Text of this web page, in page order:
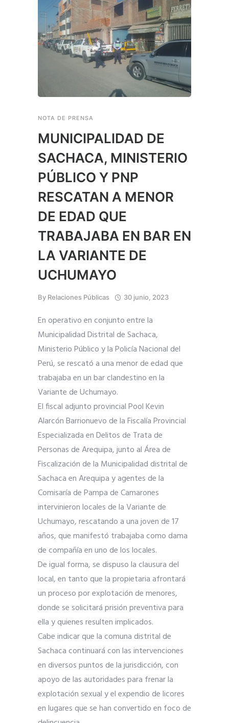
NOTA DE PRENSA
MUNICIPALIDAD DE
SACHACA, MINISTERIO
PÚBLICO Y PNP
RESCATAN A MENOR
DE EDAD QUE
TRABAJABA EN BAR EN
LA VARIANTE DE
UCHUMAYO
By Relaciones Públicas 30 junio, 2023
En operativo en conjunto entre la
Municipalidad Distrital de Sachaca,
Ministerio Público y la Policía Nacional del
Perú, se rescató a una menor de edad que
trabajaba en un bar clandestino en la
Variante de Uchumayo.
El fiscal adjunto provincial Pool Kevin
Alarcón Barrionuevo de la Fiscalía Provincial
Especializada en Delitos de Trata de
Personas de Arequipa, junto al Área de
Fiscalización de la Municipalidad distrital de
Sachaca en Arequipa y agentes de la
Comisaría de Pampa de Camarones
intervinieron locales de la Variante de
Uchumayo, rescatando a una joven de 17
años, que manifestó trabajaba como dama
de compañía en uno de los locales.
De igual forma, se dispuso la clausura del
local, en tanto que la propietaria afrontará
un proceso por explotación de menores,
donde se solicitará prisión preventiva para
ella y quienes resulten implicados.
Cabe indicar que la comuna distrital de
Sachaca continuará con las intervenciones
en diversos puntos de la jurisdicción, con
apoyo de las autoridades para frenar la
explotación sexual y el expendio de licores
en lugares que se han convertido en foco de